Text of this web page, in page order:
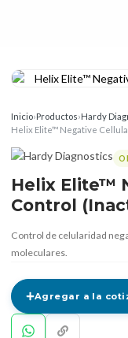
Inicio›Productos›Hardy
Helix Elite™ Negative
Helix Elite™
Control
Control de celularidad
moleculares.
Agregar a la